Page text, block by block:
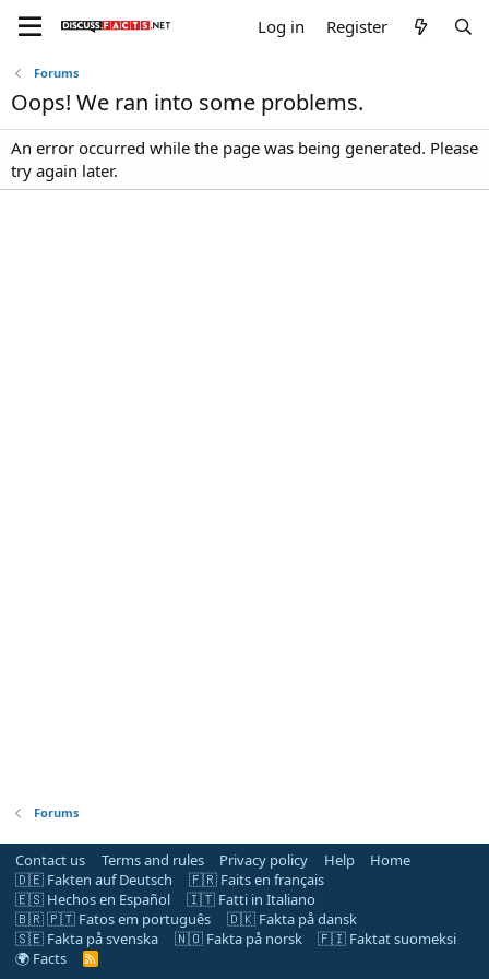
Log in Register
Forums
Oops! We ran into some problems.
An error occurred while the page was being generated. Please
try again later.
Forums
Contact us Terms and rules Privacy policy Help
Home
🇩🇪 Fakten auf Deutsch
🇫🇷 Faits en français
🇪🇸 Hechos en Español
🇮🇹 Fatti in Italiano
🇧🇷 🇵🇹 Fatos em português
🇩🇰 Fakta på dansk
🇸🇪 Fakta på svenska
🇳🇴 Fakta på norsk
🇫🇮 Faktat suomeksi
🌍 Facts
R